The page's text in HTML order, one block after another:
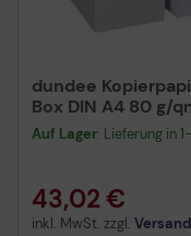
dundee
Box DIN A4 80 g/
Blatt
Auf Lager: Lieferung in
43,02 €
inkl. MwSt. zzgl. Versand